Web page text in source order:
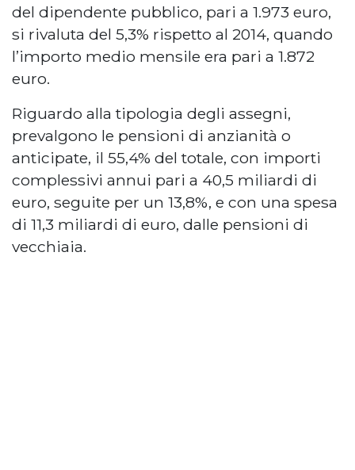
del dipendente pubblico, pari a 1.973 euro,
si rivaluta del 5,3% rispetto al 2014, quando
l’importo medio mensile era pari a 1.872
euro.
Riguardo alla tipologia degli assegni,
prevalgono le pensioni di anzianità o
anticipate, il 55,4% del totale, con importi
complessivi annui pari a 40,5 miliardi di
euro, seguite per un 13,8%, e con una spesa
di 11,3 miliardi di euro, dalle pensioni di
vecchiaia.